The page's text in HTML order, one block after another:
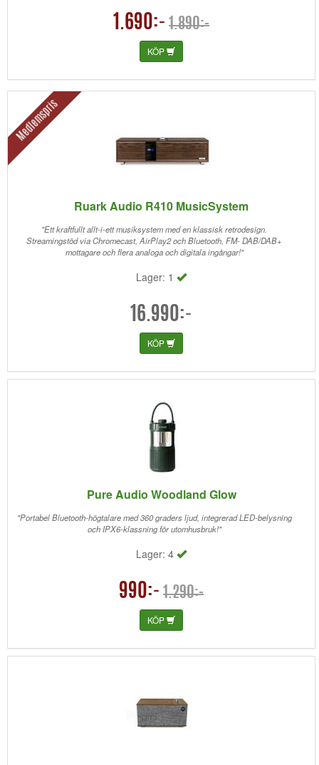
1.690:- 1.890:-
KÖP
Medlemspris
Ruark Audio R410 MusicSystem
"Ett kraftfullt allt-i-ett musiksystem med en klassisk retrodesign.
Streamingstöd via Chromecast, AirPlay2 och Bluetooth, FM- DAB/DAB+
mottagare och flera analoga och digitala ingångar!"
Lager: 1
16.990:-
KÖP
Pure Audio Woodland Glow
"Portabel Bluetooth-högtalare med 360 graders ljud, integrerad LED-belysning
och IPX6-klassning för utomhusbruk!"
Lager: 4
990:- 1.290:-
KÖP